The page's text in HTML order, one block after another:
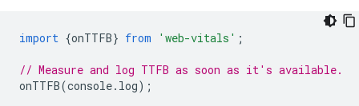
import {onTTFB} from 'web-vitals' ;
// Measure and log TTFB as soon as it's available.
onTTFB(console. log);